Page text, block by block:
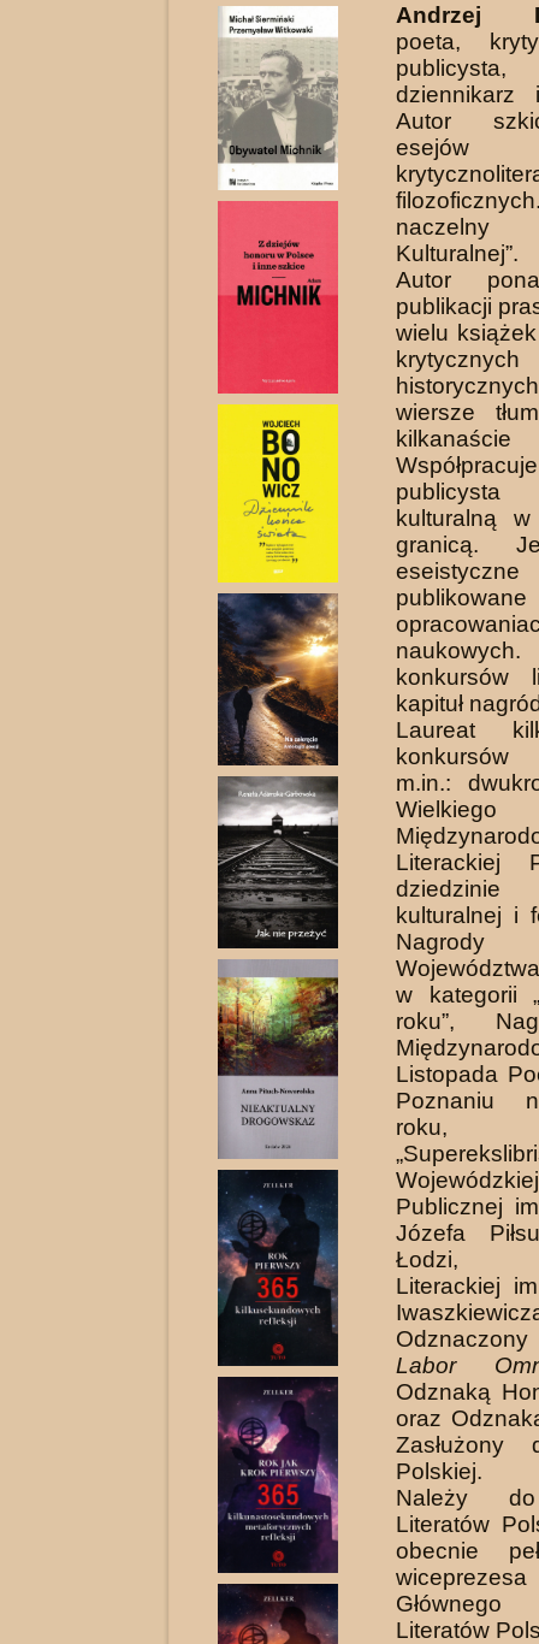
Andrzej
poeta,
dziennikarz
Autor
esejów
naczelny
Kulturalnej”.
Autor
publikacji
wielu
wiersze
kulturalną
granicą.
konkursów
kapituł
Laureat
konkursów
m.in.:
Literackiej
dziedzinie
kulturalnej i
Nagrody
w kategorii
roku”,
Listopada
Poznaniu
roku,
Publicznej
Józefa
Łodzi,
Literackiej
Labor
Odznaką
oraz
Zasłużony
Polskiej.
Należy
Literatów
obecnie
Literatów